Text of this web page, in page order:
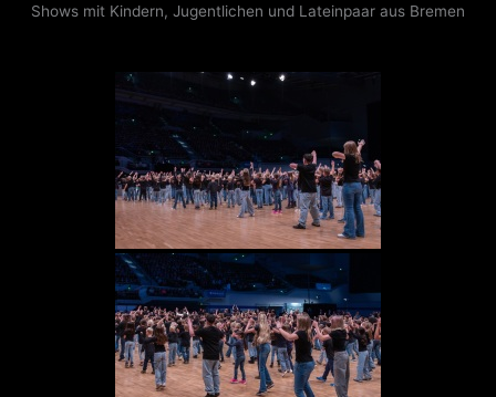
Shows mit Kindern, Jugentlichen und Lateinpaar aus Bremen